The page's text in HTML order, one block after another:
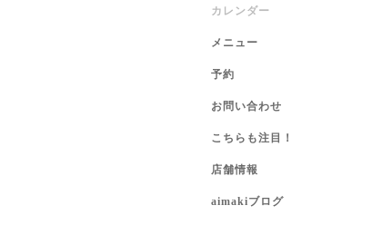
カレンダー
メニュー
予約
お問い合わせ
こちらも注目！
店舗情報
aimakiブログ